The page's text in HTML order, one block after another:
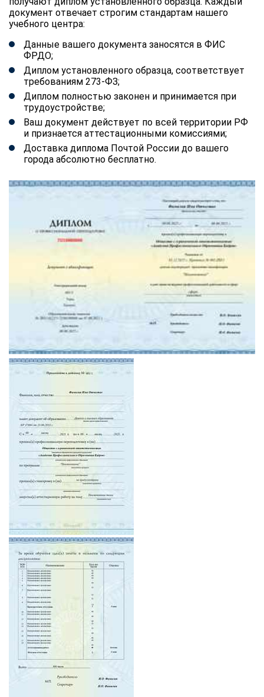
документ отвечает строгим стандартам нашего
учебного центра:
Данные вашего документа заносятся в ФИС
ФРДО;
Диплом установленного образца, соответствует
требованиям 273-ФЗ;
Диплом полностью законен и принимается при
трудоустройстве;
Ваш документ действует по всей территории РФ
и признается аттестационными комиссиями;
Доставка диплома Почтой России до вашего
города абсолютно бесплатно.